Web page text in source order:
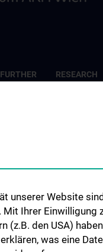
RESEARCH
Study
unserer Website
Ihrer Einwilligung
den USA)
was eine